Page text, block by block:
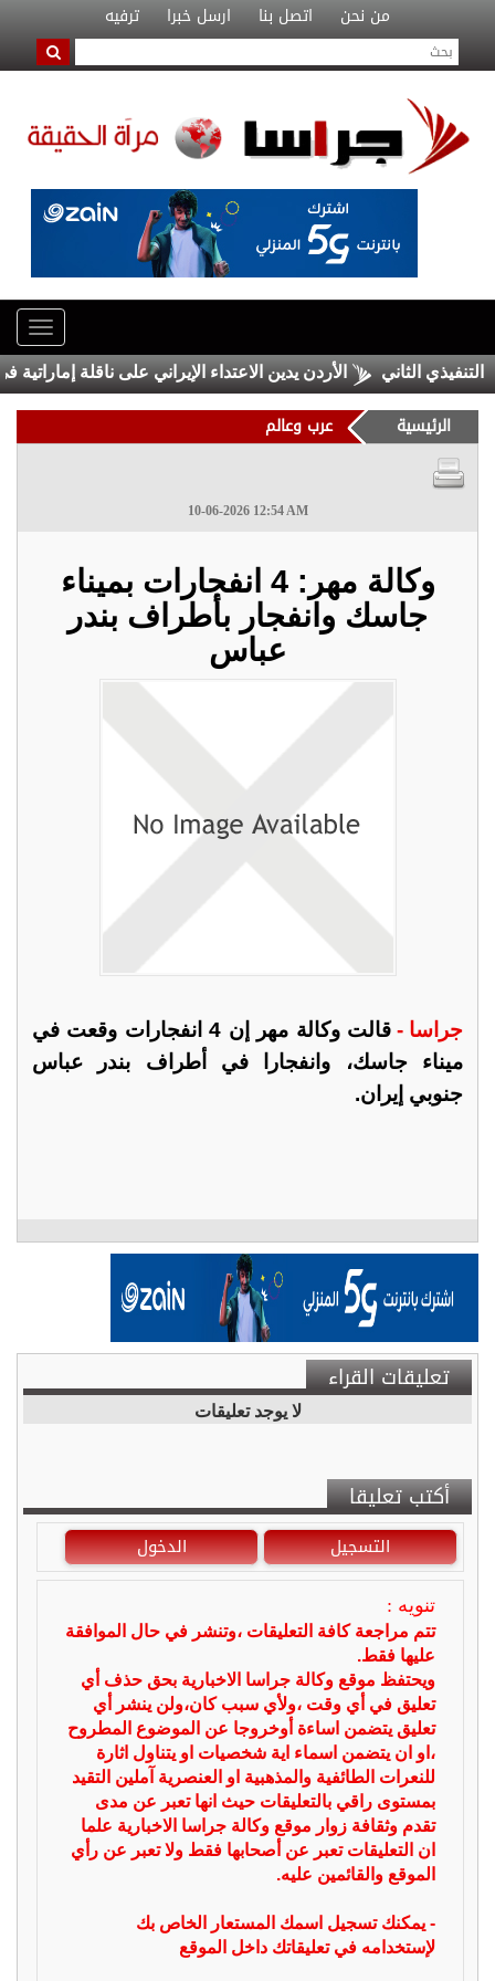
من نحن اتصل بنا ارسل خبرا ترفيه
الأردن يدين الاعتداء الإيراني على ناقلة إماراتية في
الرئيسية عرب وعالم
10-06-2026 12:54 AM
وكالة مهر: 4 انفجارات بميناء
جاسك وانفجار بأطراف بندر
عباس
جراسا -
قالت وكالة مهر إن 4 انفجارات وقعت في
ميناء جاسك، وانفجارا في أطراف بندر عباس
جنوبي إيران.
تعليقات القراء
لا يوجد تعليقات
أكتب تعليقا
التسجيل الدخول
تنويه :
تتم مراجعة كافة التعليقات ،وتنشر في حال الموافقة
عليها فقط.
ويحتفظ موقع وكالة جراسا الاخبارية بحق حذف أي
تعليق في أي وقت ،ولأي سبب كان،ولن ينشر أي
تعليق يتضمن اساءة أوخروجا عن الموضوع المطروح
،او ان يتضمن اسماء اية شخصيات او يتناول اثارة
للنعرات الطائفية والمذهبية او العنصرية آملين التقيد
بمستوى راقي بالتعليقات حيث انها تعبر عن مدى
تقدم وثقافة زوار موقع وكالة جراسا الاخبارية علما
ان التعليقات تعبر عن أصحابها فقط ولا تعبر عن رأي
الموقع والقائمين عليه.
- يمكنك تسجيل اسمك المستعار الخاص بك
لإستخدامه في تعليقاتك داخل الموقع